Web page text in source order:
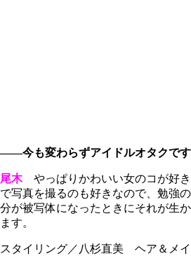
――今も変わらずアイドルオタクです
尾木やっぱりかわいい女のコが好き
で写真を撮るのも好きなので、勉強
分が被写体になったときにそれが生
ます。
スタイリング／八杉直美 ヘア＆メ